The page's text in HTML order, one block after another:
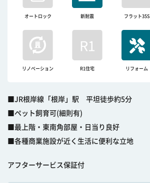
オートロック 新耐震 フラット35S
リノベーション R1住宅 リフォーム
■JR根岸線「根岸」駅 平坦徒歩約5分
■ペット飼育可(細則有)
■最上階・東南角部屋・日当り良好
■各種商業施設が近く生活に便利な立地
アフターサービス保証付